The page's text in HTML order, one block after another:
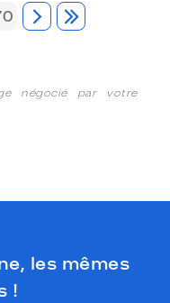
négocié par votre
les mêmes
!